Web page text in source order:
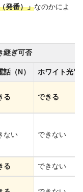
発番）」なのかによ
継ぎ可否
話（N） ホワイト光電
る できる
ない できない
る できない